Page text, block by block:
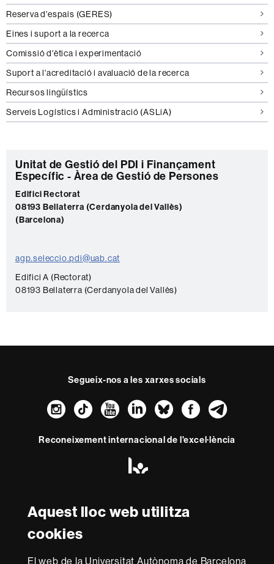
Aquest lloc web utilitza
cookies
El web de la Universitat Autònoma de Barcelona
Reserva d'espais (GERES)
Eines i suport a la recerca
Comissió d'ètica i experimentació
Suport a l'acreditació i avaluació de la recerca
Recursos lingüístics
Serveis Logístics i Administració (ASLiA)
C
o
n
t
c
t
e
Unitat de Gestió del PDI i Finançament
Específic - Àrea de Gestió de Persones
Edifici Rectorat
08193 Bellaterra (Cerdanyola del Vallès)
(Barcelona)
agp.seleccio.pdi@uab.cat
Edifici A (Rectorat)
08193 Bellaterra (Cerdanyola del Vallès)
Segueix-nos a les xarxes socials
Instagram
TikTokYouTube
LinkedIn
Bluesky
Reconeixement internacional de l'excel·lència
-
Euraxess
Amb el finançament de